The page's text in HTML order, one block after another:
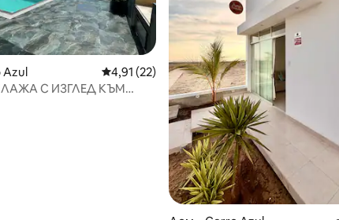
28 отзива
Azul Средна оценка: 4,91 от 5, 22 отзива
4,91 (22)
С ИЗГЛЕД КЪМ